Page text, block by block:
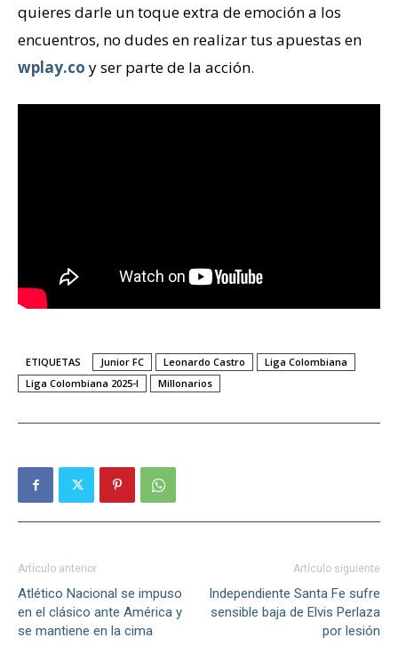
quieres darle un toque extra de emoción a los
encuentros, no dudes en realizar tus apuestas en
wplay.co y ser parte de la acción.
ETIQUETAS Junior FC Leonardo Castro
Liga Colombiana
Liga Colombiana 2025-I
Millonarios
Artículo anterior
Atlético Nacional se impuso
en el clásico ante América y
se mantiene en la cima
Artículo siguiente
Independiente Santa Fe sufre
sensible baja de Elvis Perlaza
por lesión